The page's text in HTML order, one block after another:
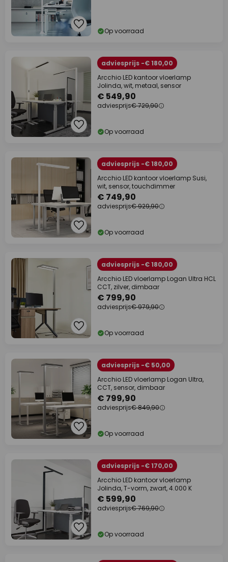
Op voorraad
adviesprijs -€ 180,00
Arcchio LED kantoor vloerlamp
Jolinda, wit, metaal, sensor
€ 549,90
adviesprijs€ 729,90
Op voorraad
adviesprijs -€ 180,00
Arcchio LED kantoor vloerlamp Susi,
wit, sensor, touchdimmer
€ 749,90
adviesprijs€ 929,90
Op voorraad
adviesprijs -€ 180,00
Arcchio LED vloerlamp Logan Ultra HCL
CCT, zilver, dimbaar
€ 799,90
adviesprijs€ 979,90
Op voorraad
adviesprijs -€ 50,00
Arcchio LED vloerlamp Logan Ultra,
CCT, sensor, dimbaar
€ 799,90
adviesprijs€ 849,90
Op voorraad
adviesprijs -€ 170,00
Arcchio LED kantoor vloerlamp
Jolinda, T-vorm, zwart, 4.000 K
€ 599,90
adviesprijs€ 769,90
Op voorraad